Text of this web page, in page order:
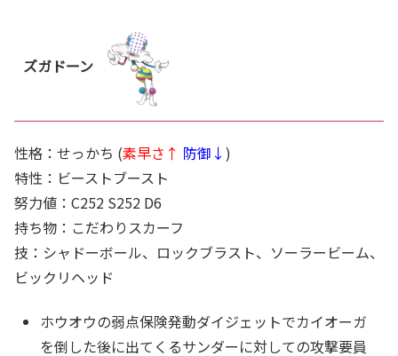
ズガドーン
性格：せっかち (素早さ↑ 防御↓ )
特性：ビーストブースト
努力値：C252 S252 D6
持ち物：こだわりスカーフ
技：シャドーボール、ロックブラスト、ソーラービーム、
ビックリヘッド
ホウオウの弱点保険発動ダイジェットでカイオーガ
を倒した後に出てくるサンダーに対しての攻撃要員